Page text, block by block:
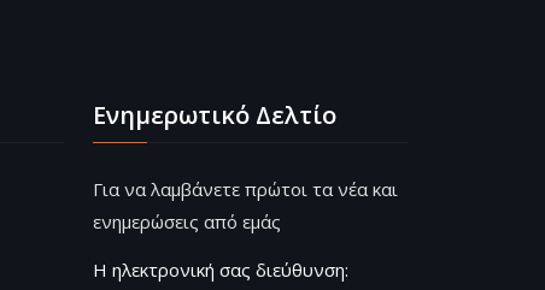
Ενημερωτικό Δελτίο
Για να λαμβάνετε πρώτοι τα νέα και
ενημερώσεις από εμάς
Η ηλεκτρονική σας διεύθυνση: